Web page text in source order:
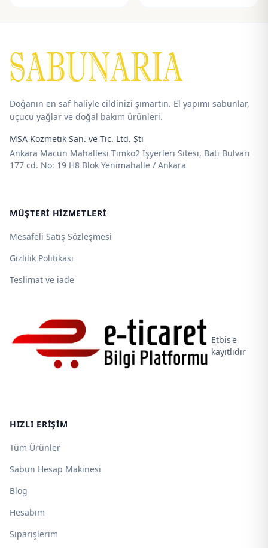
Doğanın en saf haliyle cildinizi şımartın. El yapımı sabunlar,
uçucu yağlar ve doğal bakım ürünleri.
MSA Kozmetik San. ve Tic. Ltd. Şti
Ankara Macun Mahallesi Timko2 İşyerleri Sitesi, Batı Bulvarı
177 cd. No: 19 H8 Blok Yenimahalle / Ankara
MÜŞTERI HIZMETLERI
Mesafeli Satış Sözleşmesi
Gizlilik Politikası
Teslimat ve iade
Etbis'e
kayıtlıdır
HIZLI ERIŞIM
Tüm Ürünler
Sabun Hesap Makinesi
Blog
Hesabım
Siparişlerim